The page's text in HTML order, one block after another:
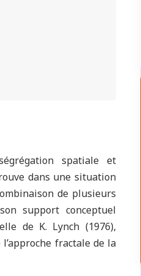
spatiale et
dans une situation
de plusieurs
support conceptuel
de K. Lynch (1976),
fractale de la